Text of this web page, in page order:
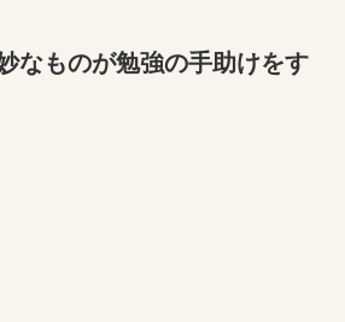
なものが勉強の手助けをす